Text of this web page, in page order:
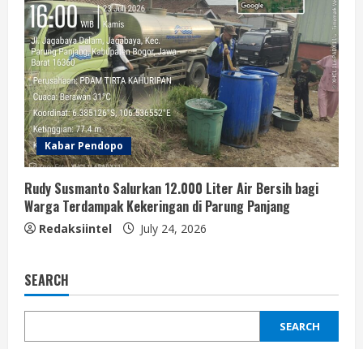
Kabar Pendopo
Rudy Susmanto Salurkan 12.000 Liter Air Bersih bagi
Warga Terdampak Kekeringan di Parung Panjang
Redaksiintel July 24, 2026
SEARCH
SEARCH